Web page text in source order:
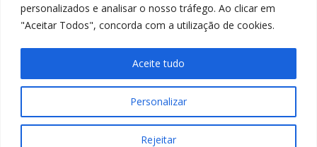
personalizados e analisar o nosso tráfego. Ao clicar em
"Aceitar Todos", concorda com a utilização de cookies.
Personalizar
Rejeitar
Aceite tudo
Copyright © 2026 PR Engenharia–TemaOnePresspor
FameThemes